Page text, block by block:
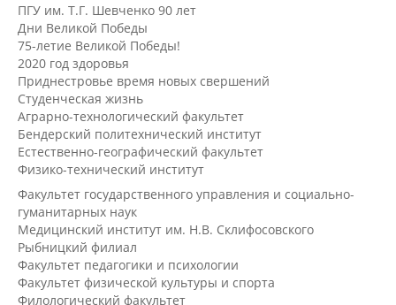
ПГУ им. Т.Г. Шевченко 90 лет
Дни Великой Победы
75-летие Великой Победы!
2020 год здоровья
Приднестровье время новых свершений
Студенческая жизнь
Аграрно-технологический факультет
Бендерский политехнический институт
Естественно-географический факультет
Физико-технический институт
Факультет государственного управления и социально-
гуманитарных наук
Медицинский институт им. Н.В. Склифосовского
Рыбницкий филиал
Факультет педагогики и психологии
Факультет физической культуры и спорта
Филологический факультет